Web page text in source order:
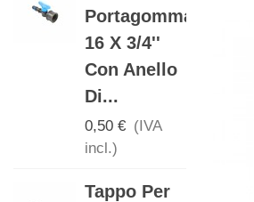
Portagomma
16 X 3/4''
Con Anello
Di...
0,50 € (IVA
incl.)
Tappo Per